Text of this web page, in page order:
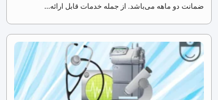
ضمانت دو ماهه می‌باشد. از جمله خدمات قابل ارائه...